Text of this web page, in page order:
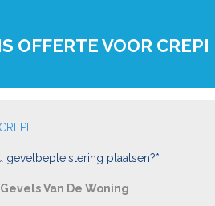
OFFERTE VOOR CREPI
gevelbepleistering plaatsen?*
Van De Woning